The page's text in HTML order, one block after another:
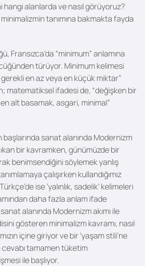
hangi alanlarda ve nasıl görüyoruz?
minimalizmin tanımına bakmakta fayda
Fransızca’da “minimum” anlamına
türüyor. Minimum kelimesi
gerekli en az veya en küçük miktar”
matematiksel ifadesi de, “değişken bir
alt basamak, asgari, minimal”
başlarında sanat alanında Modernizm
bir kavramken, günümüzde bir
benimsendiğini söylemek yanlış
çalışırken kullandığımız
ise ‘yalınlık, sadelik’ kelimeleri
daha fazla anlam ifade
alanında Modernizm akımı ile
gösteren minimalizm kavramı, nasıl
içine giriyor ve bir ‘yaşam stili’ne
cevabı tamamen tüketim
ile başlıyor.